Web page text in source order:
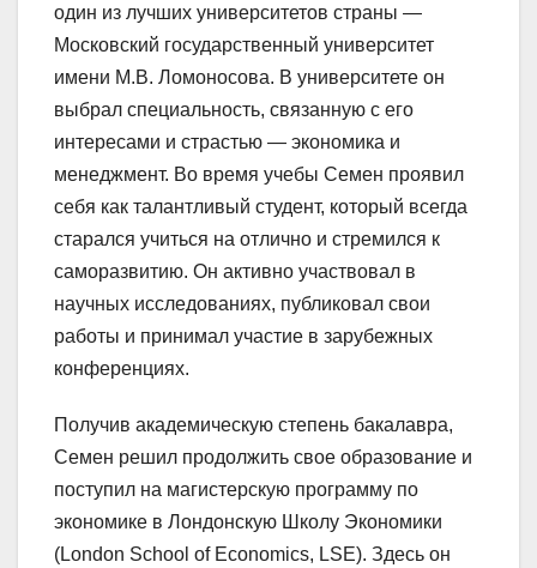
один из лучших университетов страны —
Московский государственный университет
имени М.В. Ломоносова. В университете он
выбрал специальность, связанную с его
интересами и страстью — экономика и
менеджмент. Во время учебы Семен проявил
себя как талантливый студент, который всегда
старался учиться на отлично и стремился к
саморазвитию. Он активно участвовал в
научных исследованиях, публиковал свои
работы и принимал участие в зарубежных
конференциях.
Получив академическую степень бакалавра,
Семен решил продолжить свое образование и
поступил на магистерскую программу по
экономике в Лондонскую Школу Экономики
(London School of Economics, LSE). Здесь он